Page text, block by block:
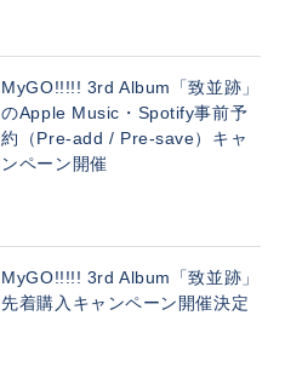
MyGO!!!!! 3rd Album「致並跡」
のApple Music・Spotify事前予
約（Pre-add / Pre-save）キャ
ンペーン開催
MyGO!!!!! 3rd Album「致並跡」
先着購入キャンペーン開催決定